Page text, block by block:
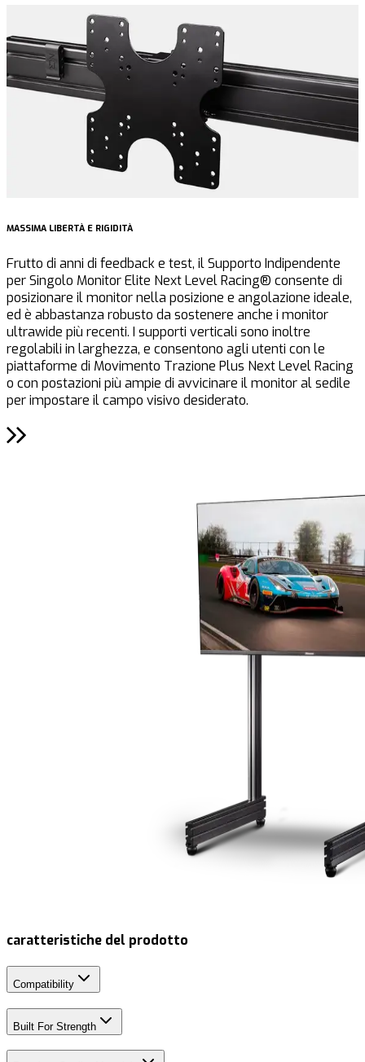
MASSIMA LIBERTÀ E RIGIDITÀ
Frutto di anni di feedback e test, il Supporto Indipendente
per Singolo Monitor Elite Next Level Racing® consente di
posizionare il monitor nella posizione e angolazione ideale,
ed è abbastanza robusto da sostenere anche i monitor
ultrawide più recenti. I supporti verticali sono inoltre
regolabili in larghezza, e consentono agli utenti con le
piattaforme di Movimento Trazione Plus Next Level Racing
o con postazioni più ampie di avvicinare il monitor al sedile
per impostare il campo visivo desiderato.
caratteristiche del prodotto
Compatibility
Built For Strength